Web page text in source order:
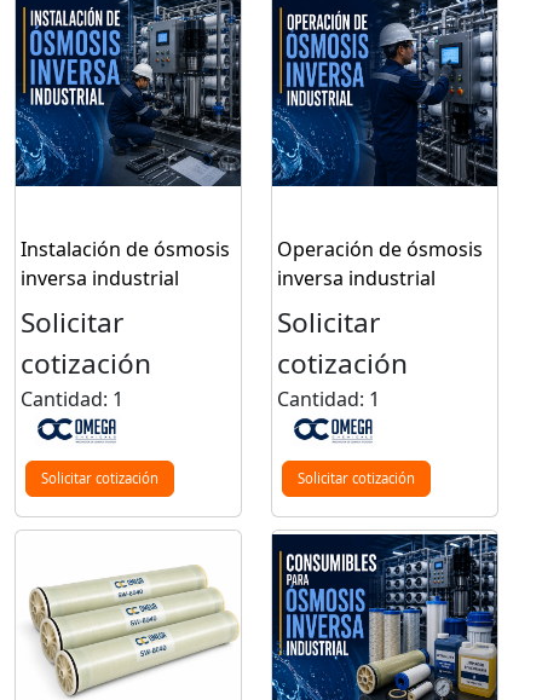
Instalación de ósmosis
inversa industrial
Solicitar
cotización
Cantidad: 1
Solicitar cotización
Operación de ósmosis
inversa industrial
Solicitar
cotización
Cantidad: 1
Solicitar cotización